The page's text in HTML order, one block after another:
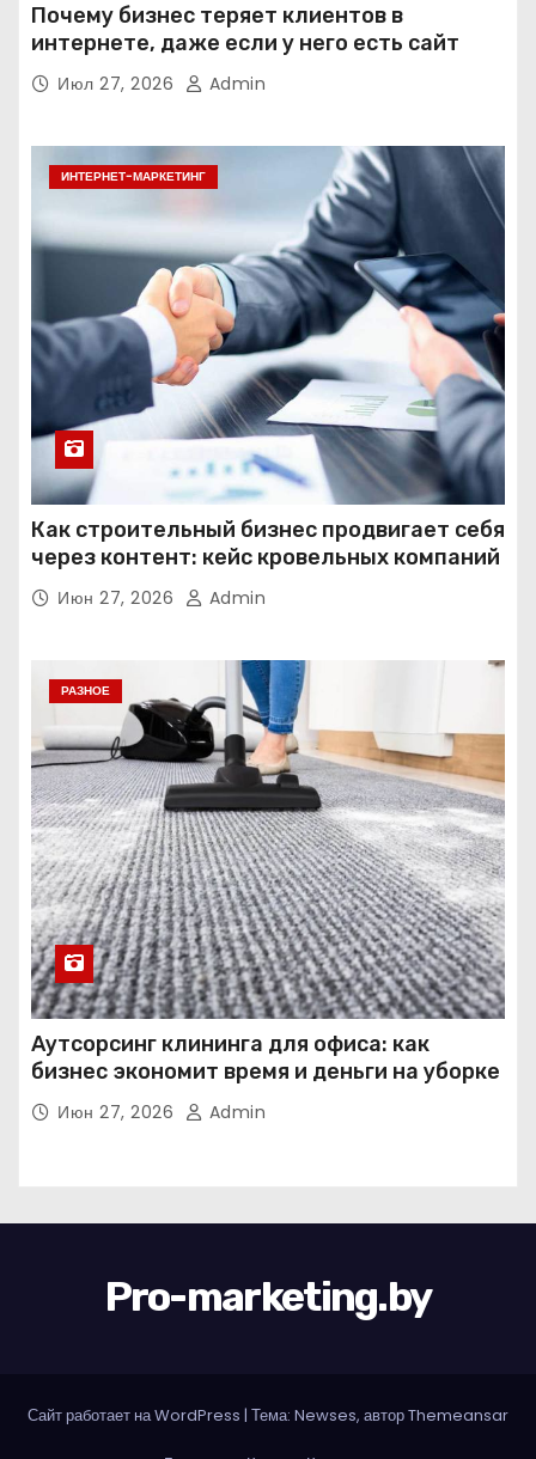
Почему бизнес теряет клиентов в
интернете, даже если у него есть сайт
Июл 27, 2026 Admin
ИНТЕРНЕТ-МАРКЕТИНГ
Как строительный бизнес продвигает себя
через контент: кейс кровельных компаний
Июн 27, 2026 Admin
РАЗНОЕ
Аутсорсинг клининга для офиса: как
бизнес экономит время и деньги на уборке
Июн 27, 2026 Admin
Pro-marketing.by
Сайт работает на WordPress | Тема: Newses, авторThemeansar